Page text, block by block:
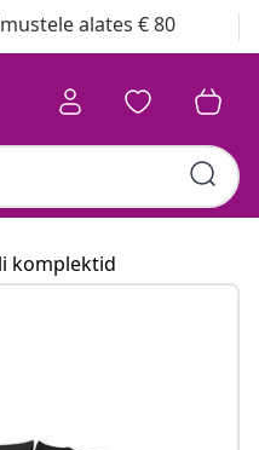
alates € 80
komplektid